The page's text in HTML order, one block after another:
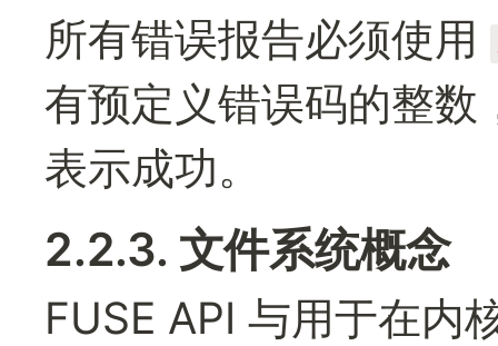
所有错误报告必须使用
有预定义错误码的整数
表示成功。
2.2.3. 文件系统概念
FUSE API 与用于在内